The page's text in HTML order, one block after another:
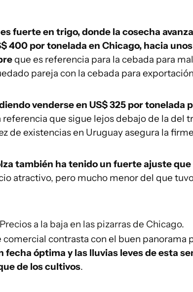
fuerte en trigo, donde la cosecha
400 por tonelada en Chicago, hacia
que es referencia para la cebada para
pareja con la cebada para
venderse en US$ 325 por tonelada
referencia que sigue lejos debajo de la del
de existencias en Uruguay asegura la
también ha tenido un fuerte ajuste que
atractivo, pero mucho menor del que
Precios a la baja en las pizarras de Chicago.
contrasta con el buen panorama
fecha óptima y las lluvias leves de esta
de los cultivos.